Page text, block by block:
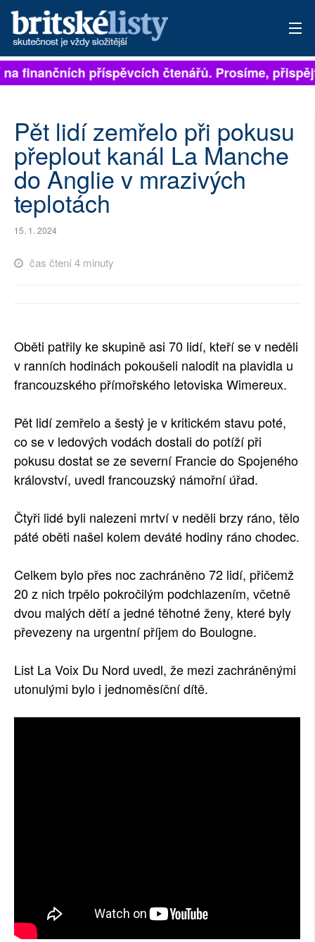
PŘIHLÁSIT
ARCHIV
ROZHOVORY
TÉMATA
NEJČTENĚJŠÍ ZA 7 DNÍ
AUTOŘI
RUBRIKY
na finančních příspěvcích čtenářů. Prosíme,
Pět lidí zemřelo při pokusu
přeplout kanál La Manche
do Anglie v mrazivých
teplotách
15. 1. 2024
čas čtení 4 minuty
Oběti patřily ke skupině asi 70 lidí, kteří se v neděli
v ranních hodinách pokoušeli nalodit na plavidla u
francouzského přímořského letoviska Wimereux.
Pět lidí zemřelo a šestý je v kritickém stavu poté,
co se v ledových vodách dostali do potíží při
pokusu dostat se ze severní Francie do Spojeného
království, uvedl francouzský námořní úřad.
Čtyři lidé byli nalezeni mrtví v neděli brzy ráno, tělo
páté oběti našel kolem deváté hodiny ráno chodec.
Celkem bylo přes noc zachráněno 72 lidí, přičemž
20 z nich trpělo pokročilým podchlazením, včetně
dvou malých dětí a jedné těhotné ženy, které byly
převezeny na urgentní příjem do Boulogne.
List La Voix Du Nord uvedl, že mezi zachráněnými
utonulými bylo i jednoměsíční dítě.